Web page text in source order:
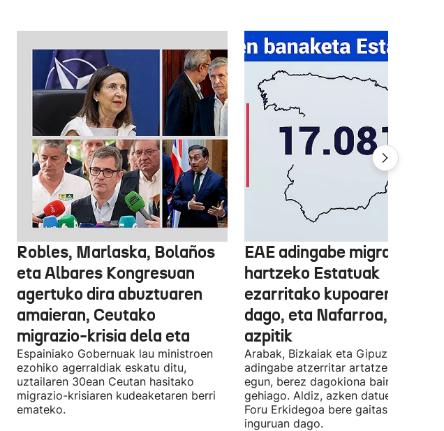
Robles, Marlaska, Bolaños
eta Albares Kongresuan
agertuko dira abuztuaren
amaieran, Ceutako
migrazio-krisia dela eta
Espainiako Gobernuak lau ministroen
ezohiko agerraldiak eskatu ditu,
uztailaren 30ean Ceutan hasitako
migrazio-krisiaren kudeaketaren berri
emateko.
EAE adingabe
hartzeko Estatuak
ezarritako kupoaren
dago, eta Nafarroa, berriz,
azpitik
Arabak, Bizkaiak eta Gipuzkoak 843
adingabe atzerritar artatzen dituzte
egun, berez dagokiona baino 65
gehiago. Aldiz, azken datuen arabera,
Foru Erkidegoa bere gaitasunaren %
inguruan dago.